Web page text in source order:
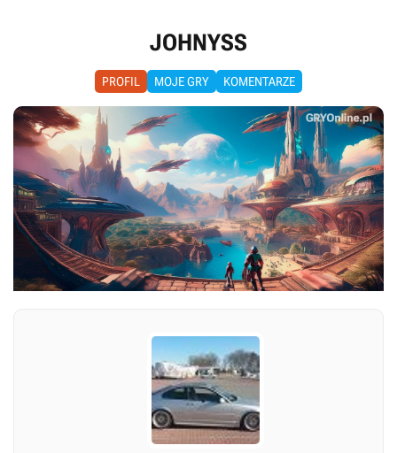
JOHNYSS
PROFIL MOJE GRY KOMENTARZE